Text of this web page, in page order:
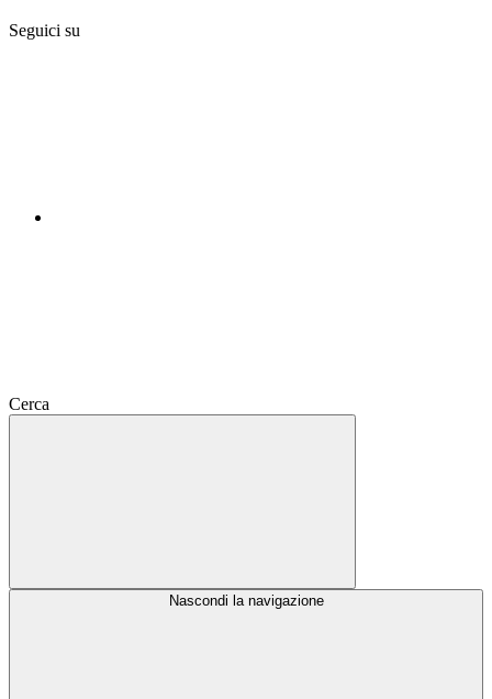
Seguici su
Cerca
Nascondi la navigazione